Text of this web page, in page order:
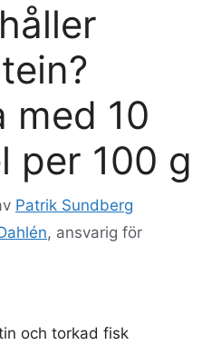
med 10
per 100 g
Patrik Sundberg
, ansvarig för
och torkad fisk